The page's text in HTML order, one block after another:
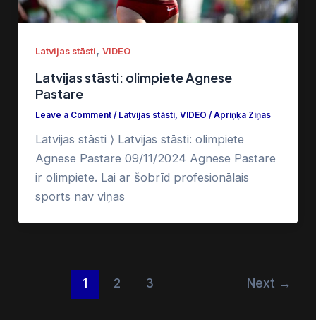
Latvijas stāsti, VIDEO
Latvijas stāsti: olimpiete Agnese
Pastare
Leave a Comment / Latvijas stāsti, VIDEO / Apriņķa Ziņas
Latvijas stāsti ⟩ Latvijas stāsti: olimpiete
Agnese Pastare 09/11/2024 Agnese Pastare
ir olimpiete. Lai ar šobrīd profesionālais
sports nav viņas
1 2 3 Next →